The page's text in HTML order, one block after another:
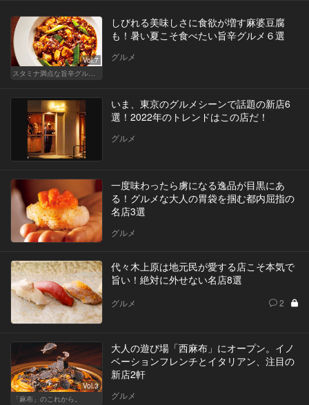
Vol.7
スタミナ満点な旨辛グルメが旨い！東京の人気店へ
しびれる美味しさに食欲が増す麻婆豆腐
も！暑い夏こそ食べたい旨辛グルメ６選
グルメ
いま、東京のグルメシーンで話題の新店6
選！2022年のトレンドはこの店だ！
グルメ
一度味わったら虜になる逸品が目黒にあ
る！グルメな大人の胃袋を掴む都内屈指の
名店3選
グルメ
代々木上原は地元民が愛する店こそ本気で
旨い！絶対に外せない名店8選
グルメ 2
Vol.3
「麻布」のこれから。
大人の遊び場「西麻布」にオープン。イノ
ベーションフレンチとイタリアン、注目の
新店2軒
グルメ